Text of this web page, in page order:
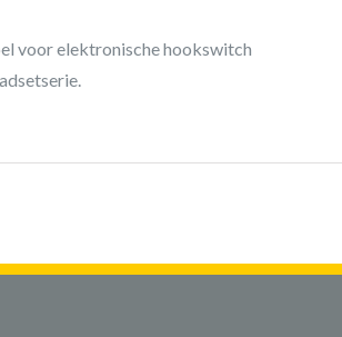
voor elektronische hookswitch